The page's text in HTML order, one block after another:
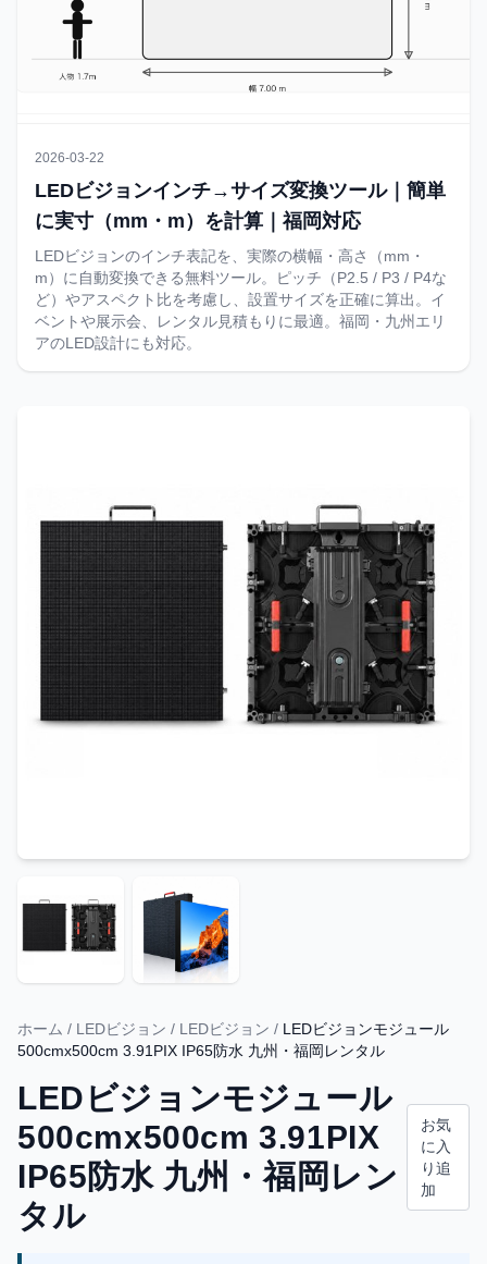
2026-03-22
LEDビジョンインチ→サイズ変換ツール｜簡単
に実寸（mm・m）を計算｜福岡対応
LEDビジョンのインチ表記を、実際の横幅・高さ（mm・
m）に自動変換できる無料ツール。ピッチ（P2.5 / P3 / P4な
ど）やアスペクト比を考慮し、設置サイズを正確に算出。イ
ベントや展示会、レンタル見積もりに最適。福岡・九州エリ
アのLED設計にも対応。
ホーム / LEDビジョン / LEDビジョン / LEDビジョンモジュール
500cmx500cm 3.91PIX IP65防水 九州・福岡レンタル
LEDビジョンモジュール
500cmx500cm 3.91PIX
IP65防水 九州・福岡レン
タル
お気
に入
り追
加